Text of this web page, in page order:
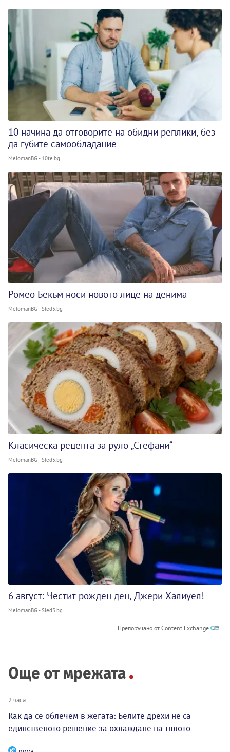
10 начина да отговорите на обидни реплики, без
да губите самообладание
MelomanBG - 10te.bg
Ромео Бекъм носи новото лице на денима
MelomanBG - Sled5.bg
Класическа рецепта за руло „Стефани“
MelomanBG - Sled5.bg
6 август: Честит рожден ден, Джери Халиуел!
MelomanBG - Sled5.bg
Препоръчано от Content Exchange
Още от мрежата
2 часа
Как да се облечем в жегата: Белите дрехи не са
единственото решение за охлаждане на тялото